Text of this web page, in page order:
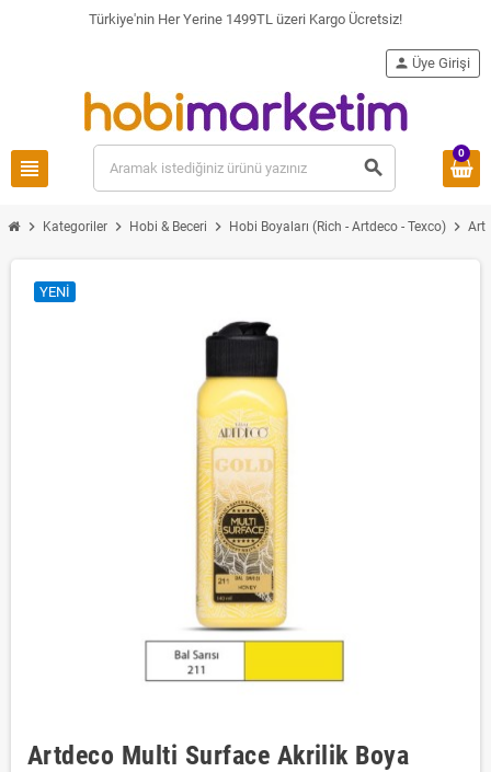
Türkiye'nin Her Yerine 1499TL üzeri Kargo Ücretsiz!
view_headline search
person Üye Girişi
0
chevron_right Kategoriler chevron_right Hobi & Beceri chevron_right Hobi Boyaları (Rich - Artdeco - Texco) chevron_right
YENI
Artdeco Multi Surface Akrilik Boya